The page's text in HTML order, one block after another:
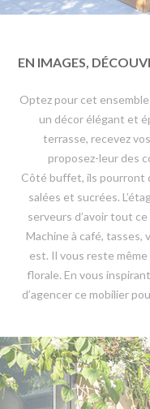
EN IMAGES,
Optez pour cet
un décor élégant et
terrasse, recevez
proposez-leur des
Côté buffet, ils pourront
salées et sucrées.
serveurs d’avoir tout
Machine à café, tasses,
est. Il vous reste
florale. En vous
d’agencer ce mobilier